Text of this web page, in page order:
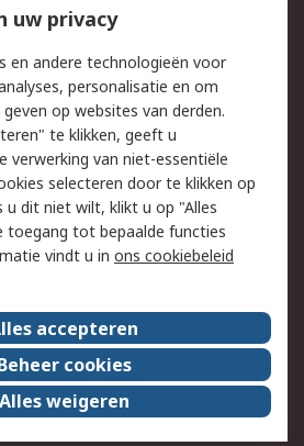
Inkoopoplossingen
Email veiligheid
Websitevoorwaarden
Over ons
Werken bij RS
uw privacy
en andere technologieën voor
personalisatie en om
op websites van derden.
te klikken, geeft u
verwerking van niet-essentiële
selecteren door te klikken op
u dit niet wilt, klikt u op "Alles
toegang tot bepaalde functies
vindt u in ons cookiebeleid
accepteren
cookies
Alles weigeren